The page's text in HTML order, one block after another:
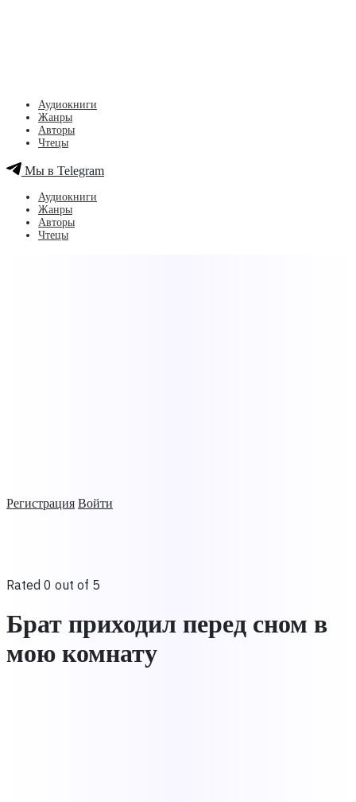
Регистрация Войти
Аудиокниги
Жанры
Авторы
Чтецы
Мы в Telegram
Аудиокниги
Жанры
Авторы
Чтецы
Rated 0 out of 5
Брат приходил перед сном в
мою комнату